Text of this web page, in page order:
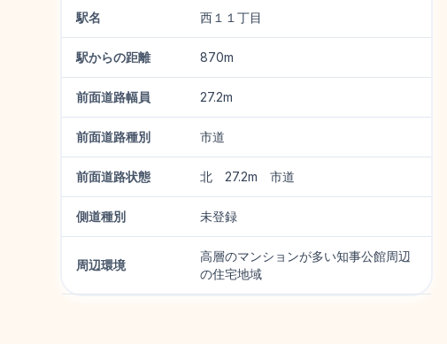
駅名 西１１丁目
駅からの距離 870m
前面道路幅員 27.2m
前面道路種別 市道
前面道路状態 北 27.2m 市道
側道種別 未登録
周辺環境
高層のマンションが多い知事公館周辺
の住宅地域